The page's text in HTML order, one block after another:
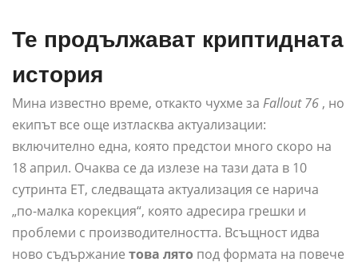
Те продължават криптидната
история
Мина известно време, откакто чухме за Fallout 76 , но
екипът все още изтласква актуализации:
включително една, която предстои много скоро на
18 април. Очаква се да излезе на тази дата в 10
сутринта ET, следващата актуализация се нарича
„по-малка корекция“, която адресира грешки и
проблеми с производителността. Всъщност идва
ново съдържание това лято под формата на повече